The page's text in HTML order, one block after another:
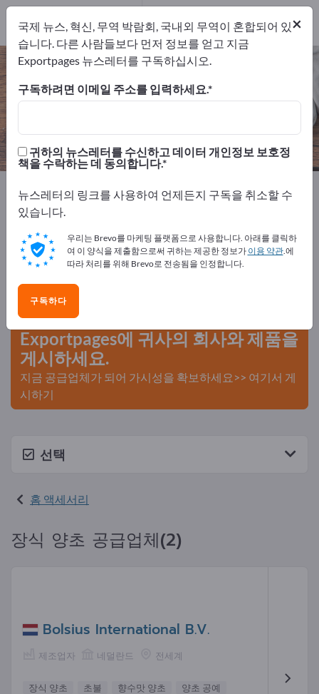
장식 양초 – 제조업체 및 공급업체 찾
기
제조업체2
Exportpages 생활/가정용품 & 주거용품
홈 액세서리
장식 양초
Exportpages에서 무료로 광고하세
요!
수요 – 공급 – 중고품 – 비즈니스 연락처 >> 여기서 시작
하세요
Exportpages에 귀사의 회사와 제품을
게시하세요.
지금 공급업체가 되어 가시성을 확보하세요>> 여기서 게
시하기
선택
홈 액세서리
장식 양초 공급업체(2)
Bolsius International B.V.
제조업자 네덜란드 전세계
장식 양초 초불 향수맛 양초
양초 공예
×
국제 뉴스, 혁신, 무역 박람회, 국내외 무역이 혼합되어 있
습니다. 다른 사람들보다 먼저 정보를 얻고 지금
Exportpages 뉴스레터를 구독하십시오.
구독하려면 이메일 주소를 입력하세요.
귀하의 뉴스레터를 수신하고 데이터 개인정보 보호정
책을 수락하는 데 동의합니다.
뉴스레터의 링크를 사용하여 언제든지 구독을 취소할 수
있습니다.
우리는 Brevo를 마케팅 플랫폼으로 사용합니다. 아래를 클릭하
여 이 양식을 제출함으로써 귀하는 제공한 정보가 이용 약관.에
따라 처리를 위해 Brevo로 전송됨을 인정합니다.
구독하다